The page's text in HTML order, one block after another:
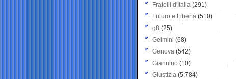
Fratelli d'Italia (291)
Futuro e Libertà (510)
g8 (25)
Gelmini (68)
Genova (542)
Giannino (10)
Giustizia (5.784)